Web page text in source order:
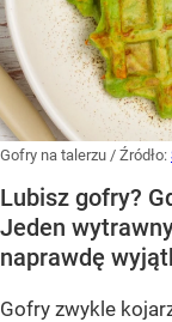
Gofry na talerzu / Źródło:
Lubisz gofry?
Jeden
naprawdę
Gofry zwykle